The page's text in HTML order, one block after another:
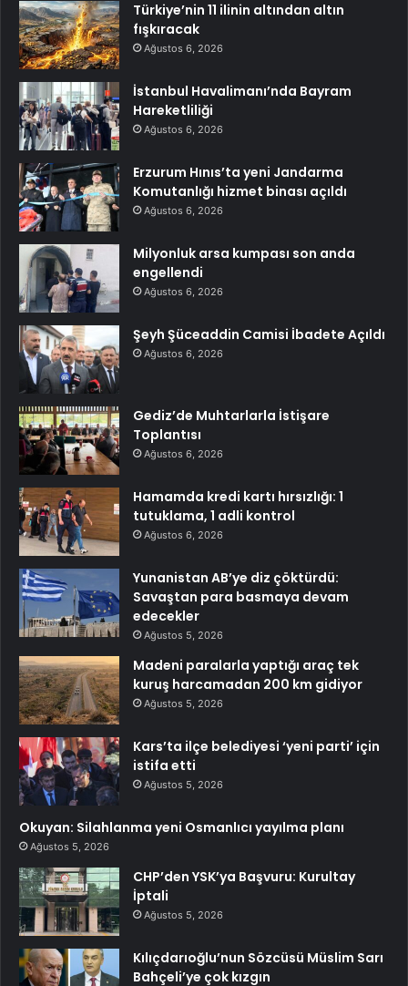
Türkiye’nin 11 ilinin altından altın
fışkıracak
Ağustos 6, 2026
İstanbul Havalimanı’nda Bayram
Hareketliliği
Ağustos 6, 2026
Erzurum Hınıs’ta yeni Jandarma
Komutanlığı hizmet binası açıldı
Ağustos 6, 2026
Milyonluk arsa kumpası son anda
engellendi
Ağustos 6, 2026
Şeyh Şüceaddin Camisi İbadete Açıldı
Ağustos 6, 2026
Gediz’de Muhtarlarla İstişare
Toplantısı
Ağustos 6, 2026
Hamamda kredi kartı hırsızlığı: 1
tutuklama, 1 adli kontrol
Ağustos 6, 2026
Yunanistan AB’ye diz çöktürdü:
Savaştan para basmaya devam
edecekler
Ağustos 5, 2026
Madeni paralarla yaptığı araç tek
kuruş harcamadan 200 km gidiyor
Ağustos 5, 2026
Kars’ta ilçe belediyesi ‘yeni parti’ için
istifa etti
Ağustos 5, 2026
Okuyan: Silahlanma yeni Osmanlıcı yayılma planı
Ağustos 5, 2026
CHP’den YSK’ya Başvuru: Kurultay
İptali
Ağustos 5, 2026
Kılıçdarıoğlu’nun Sözcüsü Müslim Sarı
Bahçeli’ye çok kızgın